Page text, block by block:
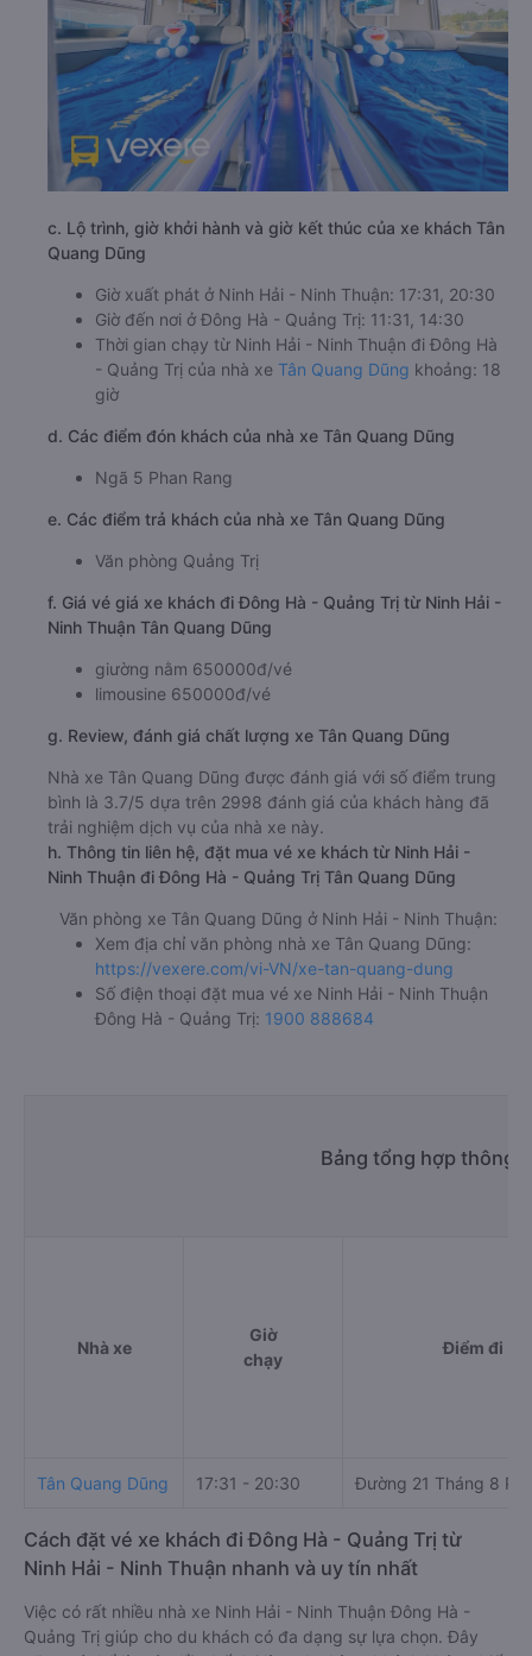
c. Lộ trình, giờ khởi hành và giờ kết thúc của xe khách Tân
Quang Dũng
Giờ xuất phát ở Ninh Hải - Ninh Thuận: 17:31, 20:30
Giờ đến nơi ở Đông Hà - Quảng Trị: 11:31, 14:30
Thời gian chạy từ Ninh Hải - Ninh Thuận đi Đông Hà
- Quảng Trị của nhà xe Tân Quang Dũng khoảng: 18
giờ
d. Các điểm đón khách của nhà xe Tân Quang Dũng
Ngã 5 Phan Rang
e. Các điểm trả khách của nhà xe Tân Quang Dũng
Văn phòng Quảng Trị
f. Giá vé giá xe khách đi Đông Hà - Quảng Trị từ Ninh Hải -
Ninh Thuận Tân Quang Dũng
giường nằm 650000đ/vé
limousine 650000đ/vé
g. Review, đánh giá chất lượng xe Tân Quang Dũng
Nhà xe Tân Quang Dũng được đánh giá với số điểm trung
bình là 3.7/5 dựa trên 2998 đánh giá của khách hàng đã
trải nghiệm dịch vụ của nhà xe này.
h. Thông tin liên hệ, đặt mua vé xe khách từ Ninh Hải -
Ninh Thuận đi Đông Hà - Quảng Trị Tân Quang Dũng
Văn phòng xe Tân Quang Dũng ở Ninh Hải - Ninh Thuận:
Xem địa chỉ văn phòng nhà xe Tân Quang Dũng:
https://vexere.com/vi-VN/xe-tan-quang-dung
Số điện thoại đặt mua vé xe Ninh Hải - Ninh Thuận
Đông Hà - Quảng Trị: 1900 888684
Bảng tổng hợp thông
Nhà xe
Giờ
chạy
Điểm đi
Tân Quang Dũng 17:31 - 20:30 Đường 21 Tháng 8
Cách đặt vé xe khách đi Đông Hà - Quảng Trị từ
Ninh Hải - Ninh Thuận nhanh và uy tín nhất
Việc có rất nhiều nhà xe Ninh Hải - Ninh Thuận Đông Hà -
Quảng Trị giúp cho du khách có đa dạng sự lựa chọn. Đây